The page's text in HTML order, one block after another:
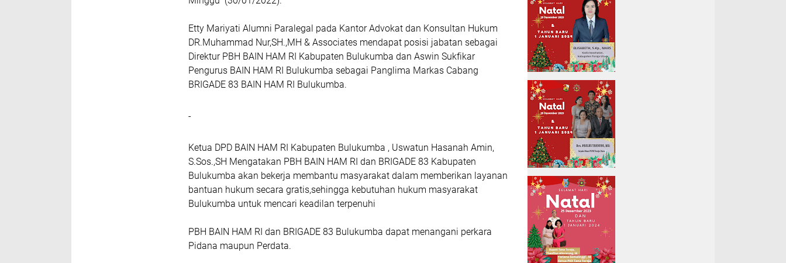
Etty Mariyati Alumni Paralegal pada Kantor Advokat dan Konsultan Hukum
DR.Muhammad Nur,SH.,MH & Associates mendapat posisi jabatan sebagai
Direktur PBH BAIN HAM RI Kabupaten Bulukumba dan Aswin Sukfikar
Pengurus BAIN HAM RI Bulukumba sebagai Panglima Markas Cabang
BRIGADE 83 BAIN HAM RI Bulukumba.
-
Ketua DPD BAIN HAM RI Kabupaten Bulukumba , Uswatun Hasanah Amin,
S.Sos.,SH Mengatakan PBH BAIN HAM RI dan BRIGADE 83 Kabupaten
Bulukumba akan bekerja membantu masyarakat dalam memberikan layanan
bantuan hukum secara gratis,sehingga kebutuhan hukum masyarakat
Bulukumba untuk mencari keadilan terpenuhi
PBH BAIN HAM RI dan BRIGADE 83 Bulukumba dapat menangani perkara
Pidana maupun Perdata.